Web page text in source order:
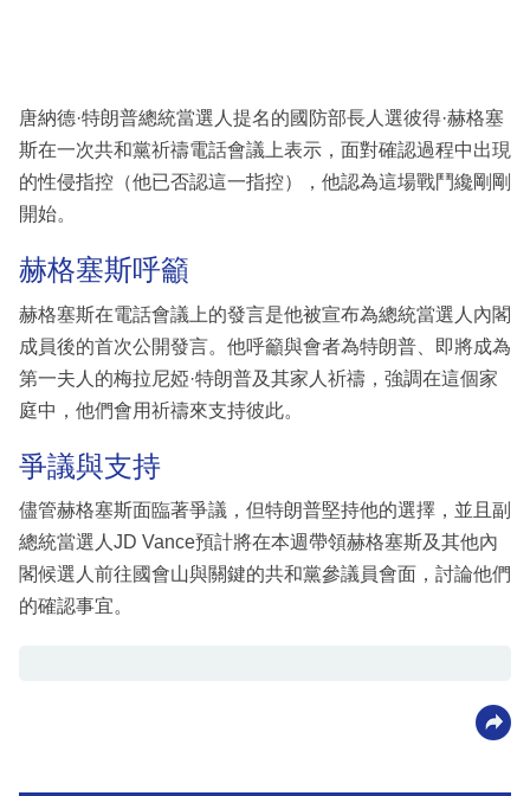
區
唐納德·特朗普總統當選人提名的國防部長人選彼得·赫格塞
斯在一次共和黨祈禱電話會議上表示，面對確認過程中出現
的性侵指控（他已否認這一指控），他認為這場戰鬥纔剛剛
開始。
赫格塞斯呼籲
赫格塞斯在電話會議上的發言是他被宣布為總統當選人內閣
成員後的首次公開發言。他呼籲與會者為特朗普、即將成為
第一夫人的梅拉尼婭·特朗普及其家人祈禱，強調在這個家
庭中，他們會用祈禱來支持彼此。
爭議與支持
儘管赫格塞斯面臨著爭議，但特朗普堅持他的選擇，並且副
總統當選人JD Vance預計將在本週帶領赫格塞斯及其他內
閣候選人前往國會山與關鍵的共和黨參議員會面，討論他們
的確認事宜。